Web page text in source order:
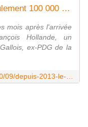
Depuis 2013, le CICE a créé seulement 100 000 emplois... qui ont chacun coûté 900 000 euros au contribuable - Commun COMMUNE [le blog d'El Diablo]
mois après l'arrivée
Hollande, un
ex-PDG de la